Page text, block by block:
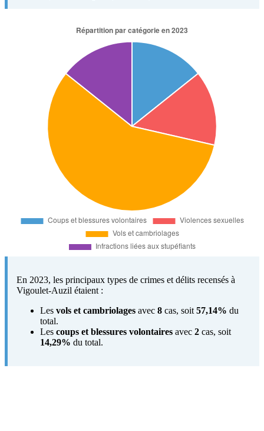
En 2023, les principaux types de crimes et délits recensés à
Vigoulet-Auzil étaient :
Les vols et cambriolages avec 8 cas, soit 57,14% du
total.
Les coups et blessures volontaires avec 2 cas, soit
14,29% du total.